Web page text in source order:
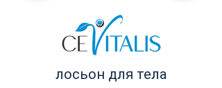
лосьон для тела